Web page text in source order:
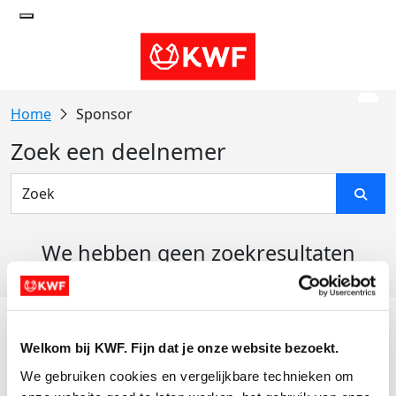
Welkom bij KWF. Fijn dat je onze website bezoekt.
We gebruiken cookies en vergelijkbare technieken om
Sponsor
Zoek een deelnemer
We hebben geen zoekresultaten
Actiematerialen
Evenementen